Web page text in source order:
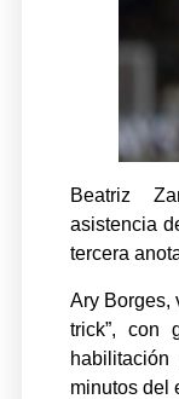
Beatriz
asistencia
tercera
Ary Borges,
trick”, con
minutos del